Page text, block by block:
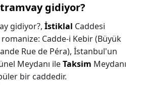
gidiyor?
gidiyor?, İstiklal Caddesi
Rue de Péra), İstanbul'un
Meydanı ileTaksim Meydanı
bir caddedir.